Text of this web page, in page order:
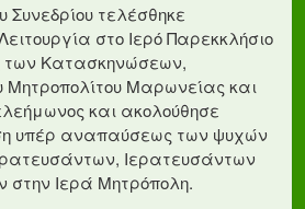
Συνεδρίου τελέσθηκε
στο Ιερό Παρεκκλήσιο
των Κατασκηνώσεων,
Μητροπολίτου Μαρωνείας και
και ακολού­θησε
υπέρ αναπαύσεως των ψυχών
Ιερατευσάντων
στην Ιερά Μητρόπολη.